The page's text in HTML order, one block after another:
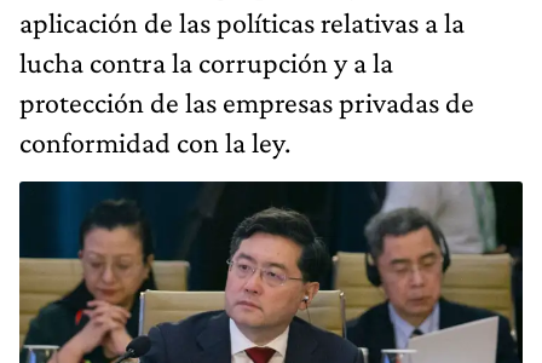
aplicación de las políticas relativas a la
lucha contra la corrupción y a la
protección de las empresas privadas de
conformidad con la ley.